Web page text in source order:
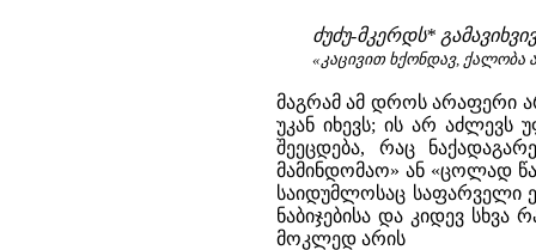
ძუძუ-მკერდს*
«კაცივით ხქონდავ, ქალობა
მაგრამ ამ დროს არაფერი
უკან იხევს; ის არ
შეეცდება, რაც
მამინდომაო» ან «ცოლად
საიდუმლოსაც საფარველი
ნაბიჯებისა და კიდევ სხვა
მოკლედ არის